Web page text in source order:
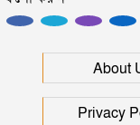
প্রধানমন্ত্রী
About
Privacy